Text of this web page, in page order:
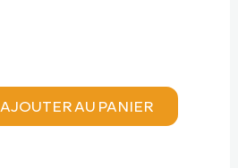
AJOUTER AU PANIER